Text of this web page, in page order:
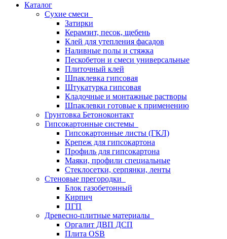
Каталог
Сухие смеси
Затирки
Керамзит, песок, щебень
Клей для утепления фасадов
Наливные полы и стяжка
Пескобетон и смеси универсальные
Плиточный клей
Шпаклевка гипсовая
Штукатурка гипсовая
Кладочные и монтажные растворы
Шпаклевки готовые к применению
Грунтовка Бетоноконтакт
Гипсокартонные системы
Гипсокартонные листы (ГКЛ)
Крепеж для гипсокартона
Профиль для гипсокартона
Маяки, профили специальные
Стеклосетки, серпянки, ленты
Стеновые прегородки
Блок газобетонный
Кирпич
ПГП
Древесно-плитные материалы
Оргалит ДВП ДСП
Плита OSB